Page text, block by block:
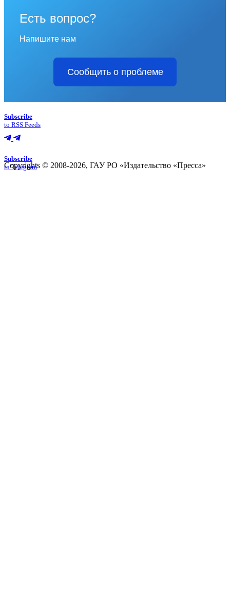
Есть вопрос?
Напишите нам
Сообщить о проблеме
Subscribe
to RSS Feeds
Subscribe
to Telegram
Copyrights © 2008-2026, ГАУ РО «Издательство «Пресса»